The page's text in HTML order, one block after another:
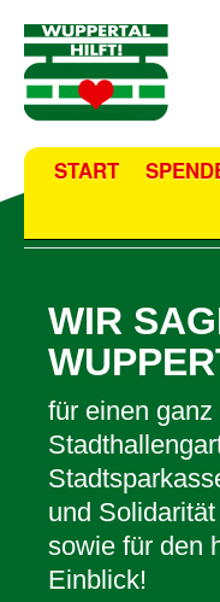
START
WIR
für einen
und
sowie für den
Einblick!